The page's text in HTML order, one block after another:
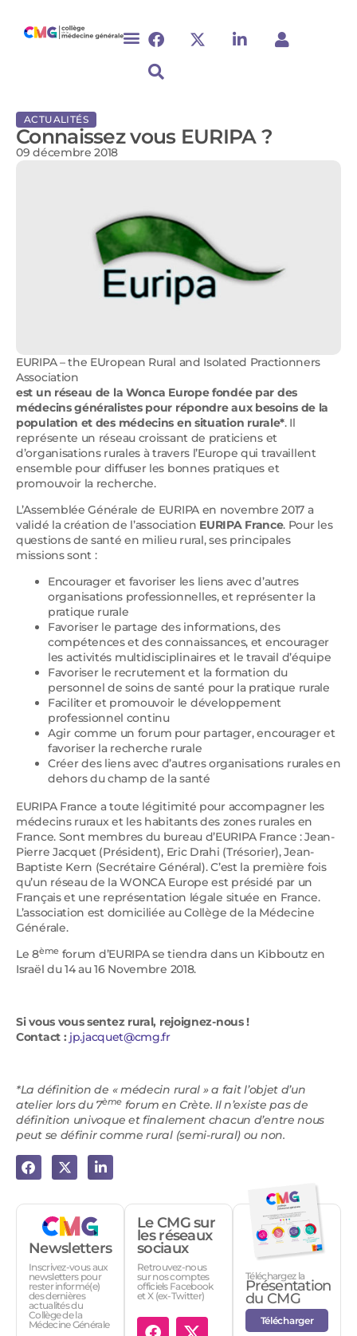
ACTUALITÉS
Connaissez vous EURIPA ?
09 décembre 2018
EURIPA – the EUropean Rural and Isolated Practionners
Association
est un réseau de la Wonca Europe fondée par des
médecins généralistes pour répondre aux besoins de la
population et des médecins en situation rurale*. Il
représente un réseau croissant de praticiens et
d’organisations rurales à travers l’Europe qui travaillent
ensemble pour diffuser les bonnes pratiques et
promouvoir la recherche.
L’Assemblée Générale de EURIPA en novembre 2017 a
validé la création de l’association EURIPA France. Pour les
questions de santé en milieu rural, ses principales
missions sont :
Encourager et favoriser les liens avec d’autres
organisations professionnelles, et représenter la
pratique rurale
Favoriser le partage des informations, des
compétences et des connaissances, et encourager
les activités multidisciplinaires et le travail d’équipe
Favoriser le recrutement et la formation du
personnel de soins de santé pour la pratique rurale
Faciliter et promouvoir le développement
professionnel continu
Agir comme un forum pour partager, encourager et
favoriser la recherche rurale
Créer des liens avec d’autres organisations rurales en
dehors du champ de la santé
EURIPA France a toute légitimité pour accompagner les
médecins ruraux et les habitants des zones rurales en
France. Sont membres du bureau d’EURIPA France : Jean-
Pierre Jacquet (Président), Eric Drahi (Trésorier), Jean-
Baptiste Kern (Secrétaire Général). C’est la première fois
qu’un réseau de la WONCA Europe est présidé par un
Français et une représentation légale située en France.
L’association est domiciliée au Collège de la Médecine
Générale.
Le 8èmeforum d’EURIPA se tiendra dans un Kibboutz en
Israël du 14 au 16 Novembre 2018.
Si vous vous sentez rural, rejoignez-nous !
Contact : jp.jacquet@cmg.fr
*La définition de « médecin rural » a fait l’objet d’un
atelier lors du 7ème forum en Crète. Il n’existe pas de
définition univoque et finalement chacun d’entre nous
peut se définir comme rural (semi-rural) ou non.
Newsletters
Inscrivez-vous aux
newsletters pour
rester informé(e)
des dernières
actualités du
Collège de la
Médecine Générale
Le CMG sur
les réseaux
sociaux
Retrouvez-nous
sur nos comptes
officiels Facebook
et X (ex-Twitter)
Téléchargez la
Présentation
du CMG
Télécharger